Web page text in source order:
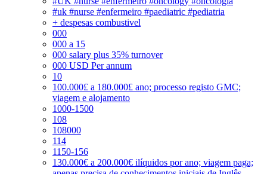
#uk #nurse #enfermeiro #paediatric #pediatria
+ despesas combustivel
000
000 a 15
000 salary plus 35% turnover
000 USD Per annum
10
100.000£ a 180.000£ ano; processo registo GMC;
viagem e alojamento
1000-1500
108
108000
114
1150-156
130.000€ a 200.000€ ilíquidos por ano; viagem paga;